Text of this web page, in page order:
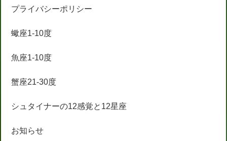
プライバシーポリシー
蠍座1-10度
魚座1-10度
蟹座21-30度
シュタイナーの12感覚と12星座
お知らせ